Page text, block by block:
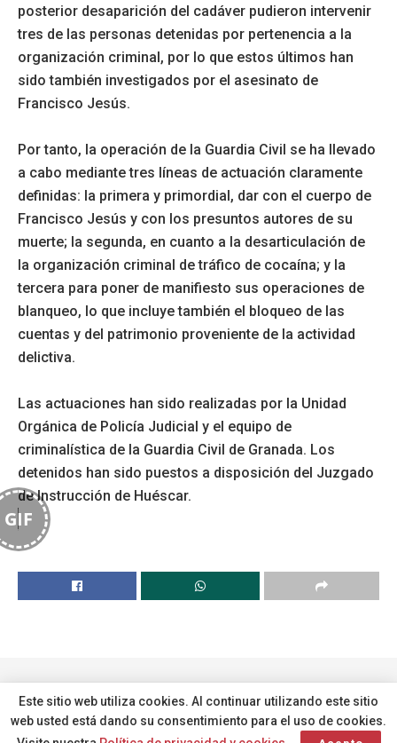
posterior desaparición del cadáver pudieron intervenir
tres de las personas detenidas por pertenencia a la
organización criminal, por lo que estos últimos han
sido también investigados por el asesinato de
Francisco Jesús.
Por tanto, la operación de la Guardia Civil se ha llevado
a cabo mediante tres líneas de actuación claramente
definidas: la primera y primordial, dar con el cuerpo de
Francisco Jesús y con los presuntos autores de su
muerte; la segunda, en cuanto a la desarticulación de
la organización criminal de tráfico de cocaína; y la
tercera para poner de manifiesto sus operaciones de
blanqueo, lo que incluye también el bloqueo de las
cuentas y del patrimonio proveniente de la actividad
delictiva.
Las actuaciones han sido realizadas por la Unidad
Orgánica de Policía Judicial y el equipo de
criminalística de la Guardia Civil de Granada. Los
detenidos han sido puestos a disposición del Juzgado
de Instrucción de Huéscar.
GIF
Este sitio web utiliza cookies. Al continuar utilizando este sitio
web usted está dando su consentimiento para el uso de cookies.